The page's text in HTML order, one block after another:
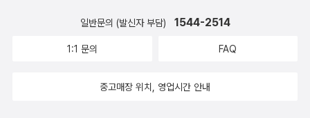
일반문의 (발신자 부담) 1544-2514
1:1 문의 FAQ
중고매장 위치, 영업시간 안내